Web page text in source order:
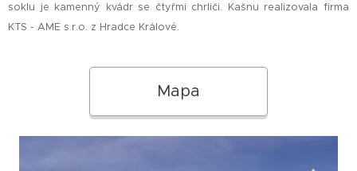
soklu je kamenný kvádr se čtyřmi chrliči. Kašnu realizovala firma
KTS - AME s.r.o. z Hradce Králové.
Mapa